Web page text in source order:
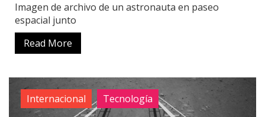
Imagen de archivo de un astronauta en paseo
espacial junto
Read More
Internacional Tecnología